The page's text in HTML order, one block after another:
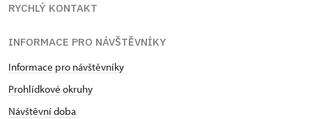
RYCHLÝ KONTAKT
INFORMACE PRO NÁVŠTĚVNÍKY
Informace pro návštěvníky
Prohlídkové okruhy
Návštěvní doba